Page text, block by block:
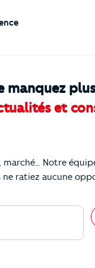
manquez
et
marché… Notre
ne ratiez aucune